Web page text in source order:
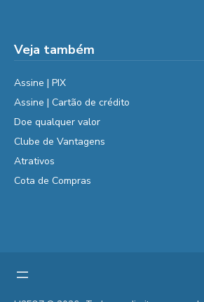
Veja também
Assine | PIX
Assine | Cartão de crédito
Doe qualquer valor
Clube de Vantagens
Atrativos
Cota de Compras